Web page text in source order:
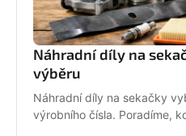
Náhradní díly na
výběru
Náhradní díly na sekačky
výrobního čísla. Poradíme,